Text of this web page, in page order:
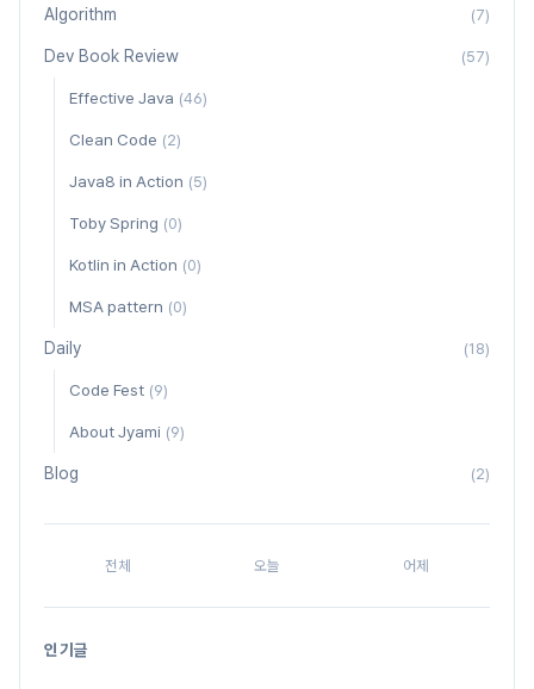
Algorithm (7)
Dev Book Review (57)
Effective Java (46)
Clean Code (2)
Java8 in Action (5)
Toby Spring (0)
Kotlin in Action (0)
MSA pattern (0)
Daily (18)
Code Fest (9)
About Jyami (9)
Blog (2)
전체 오늘 어제